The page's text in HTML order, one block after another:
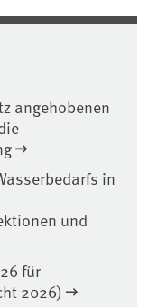
angehobenen
in
und
für
2026)